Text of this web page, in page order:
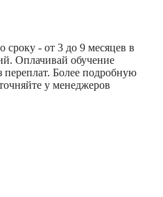
сроку - от 3 до 9 месяцев в
Оплачивай обучение
Более подробную
у менеджеров